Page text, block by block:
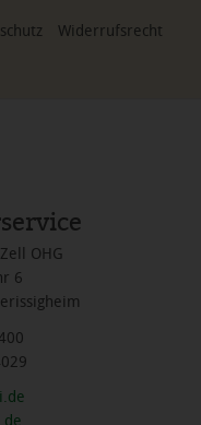
Widerrufsrecht
OHG
6